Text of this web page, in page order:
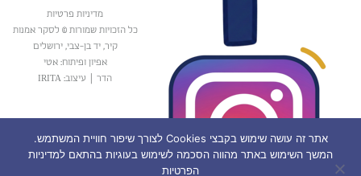
מדיניות פרטיות
כל הזכויות שמורות © לסקר אמנות
קיר, יד בן-צבי, ירושלים
אפיון ופיתוח: אטי
הדר
עיצוב: IRITA
אתר זה עושה שימוש בקבצי Cookies לצורך שיפור חוויית המשתמש.
המשך השימוש באתר מהווה הסכמה לשימוש בעוגיות בהתאם למדיניות
הפרטיות